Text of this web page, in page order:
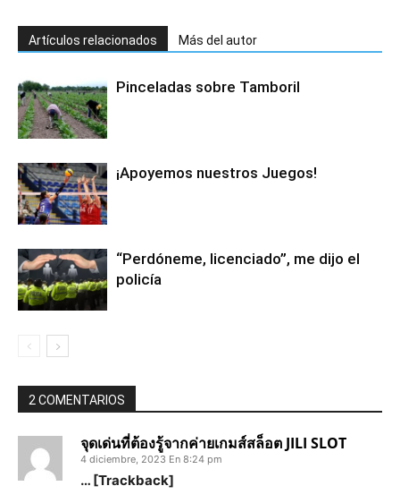
Artículos relacionados Más del autor
Pinceladas sobre Tamboril
¡Apoyemos nuestros Juegos!
“Perdóneme, licenciado”, me dijo el
policía
2 COMENTARIOS
จุดเด่นที่ต้องรู้จากค่ายเกมส์สล็อต JILI SLOT
4 diciembre, 2023 En 8:24 pm
… [Trackback]